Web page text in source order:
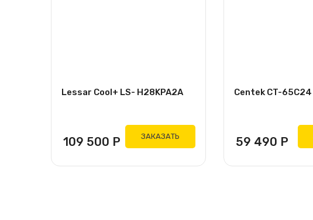
Lessar Cool+ LS- H28KPA2A
109 500 Р ЗАКАЗАТЬ
Centek CT-
59 490 Р